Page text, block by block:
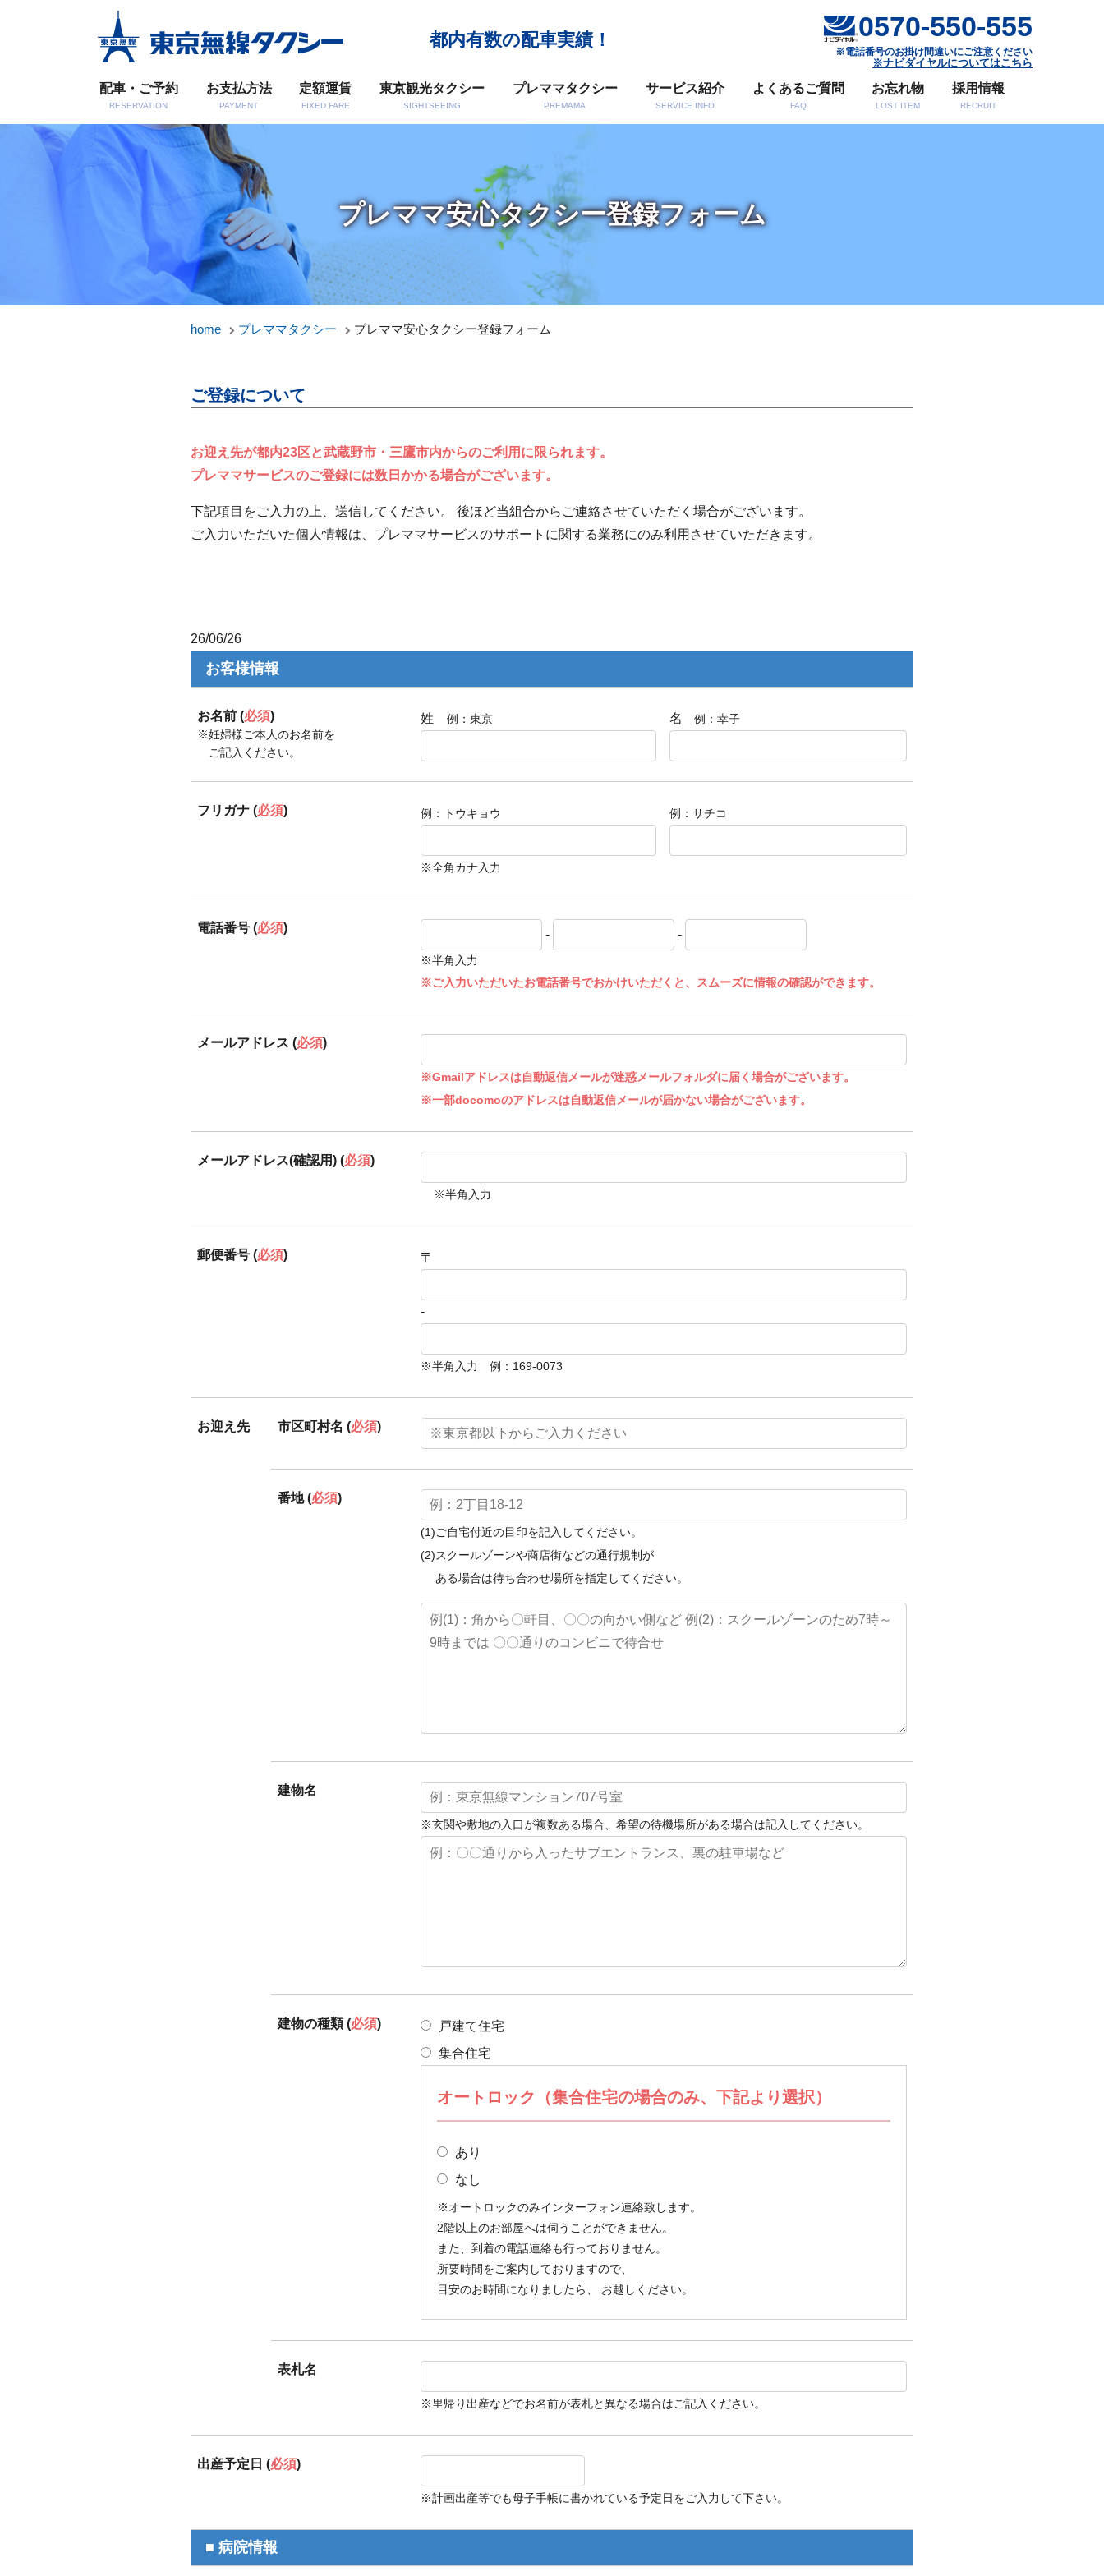
都内有数の配車実績！ 0570-550-555
※電話番号のお掛け間違いにご注意ください
※ナビダイヤルについてはこちら
配車・ご予約
RESERVATION
お支払方法
PAYMENT
定額運賃
FIXED FARE
東京観光タクシー
SIGHTSEEING
プレママタクシー
PREMAMA
サービス紹介
SERVICE INFO
よくあるご質問
FAQ
お忘れ物
LOST ITEM
採用情報
RECRUIT
プレママ安心タクシー登録フォーム
home プレママタクシー プレママ安心タクシー登録フォーム
ご登録について
お迎え先が都内23区と武蔵野市・三鷹市内からのご利用に限られます。
プレママサービスのご登録には数日かかる場合がございます。
下記項目をご入力の上、送信してください。 後ほど当組合からご連絡させていただく場合がございます。
ご入力いただいた個人情報は、プレママサービスのサポートに関する業務にのみ利用させていただきます。
26/06/26
お客様情報
お名前 (必須)
※妊婦様ご本人のお名前を
ご記入ください。
姓 例：東京 名 例：幸子
フリガナ (必須) 例：トウキョウ
※全角カナ入力
例：サチコ
電話番号 (必須) - -
※半角入力
※ご入力いただいたお電話番号でおかけいただくと、スムーズに情報の確認ができます。
メールアドレス (必須)
※Gmailアドレスは自動返信メールが迷惑メールフォルダに届く場合がございます。
※一部docomoのアドレスは自動返信メールが届かない場合がございます。
メールアドレス(確認用) (必須)
※半角入力
郵便番号 (必須) 〒
-
※半角入力 例：169-0073
お迎え先 市区町村名 (必須)
番地 (必須)
(1)ご自宅付近の目印を記入してください。
(2)スクールゾーンや商店街などの通行規制が
ある場合は待ち合わせ場所を指定してください。
建物名
※玄関や敷地の入口が複数ある場合、希望の待機場所がある場合は記入してください。
建物の種類 (必須)
戸建て住宅
集合住宅
オートロック（集合住宅の場合のみ、下記より選択）
あり
なし
※オートロックのみインターフォン連絡致します。
2階以上のお部屋へは伺うことができません。
また、到着の電話連絡も行っておりません。
所要時間をご案内しておりますので、
目安のお時間になりましたら、 お越しください。
表札名
※里帰り出産などでお名前が表札と異なる場合はご記入ください。
出産予定日 (必須)
※計画出産等でも母子手帳に書かれている予定日をご入力して下さい。
■ 病院情報